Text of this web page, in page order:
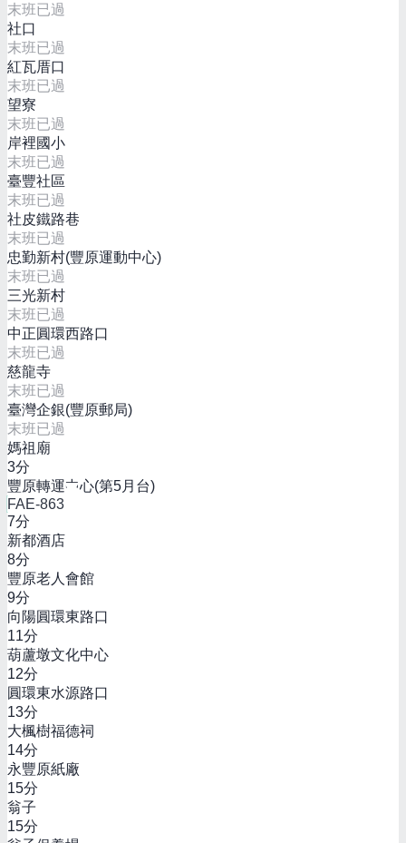
末班已過
社口
末班已過
紅瓦厝口
末班已過
望寮
末班已過
岸裡國小
末班已過
臺豐社區
末班已過
社皮鐵路巷
末班已過
忠勤新村(豐原運動中心)
末班已過
三光新村
末班已過
中正圓環西路口
末班已過
慈龍寺
末班已過
臺灣企銀(豐原郵局)
末班已過
媽祖廟
3分
豐原轉運中心(第5月台)
FAE-863
7分
新都酒店
8分
豐原老人會館
9分
向陽圓環東路口
11分
葫蘆墩文化中心
12分
圓環東水源路口
13分
大楓樹福德祠
14分
永豐原紙廠
15分
翁子
15分